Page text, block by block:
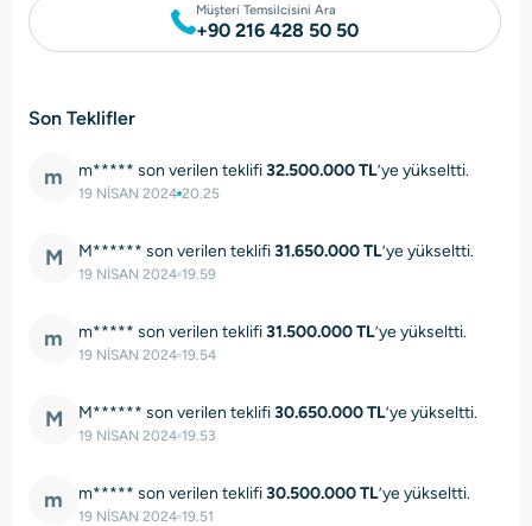
Müşteri Temsilcisini Ara
+90 216 428 50 50
Son Teklifler
m m***** son verilen teklifi32.500.000 TL’ye yükseltti.
19 NİSAN 2024 20.25
M M****** son verilen teklifi31.650.000 TL’ye yükseltti.
19 NİSAN 2024 19.59
m m***** son verilen teklifi31.500.000 TL’ye yükseltti.
19 NİSAN 2024 19.54
M M****** son verilen teklifi30.650.000 TL’ye yükseltti.
19 NİSAN 2024 19.53
m m***** son verilen teklifi30.500.000 TL’ye yükseltti.
19 NİSAN 2024 19.51